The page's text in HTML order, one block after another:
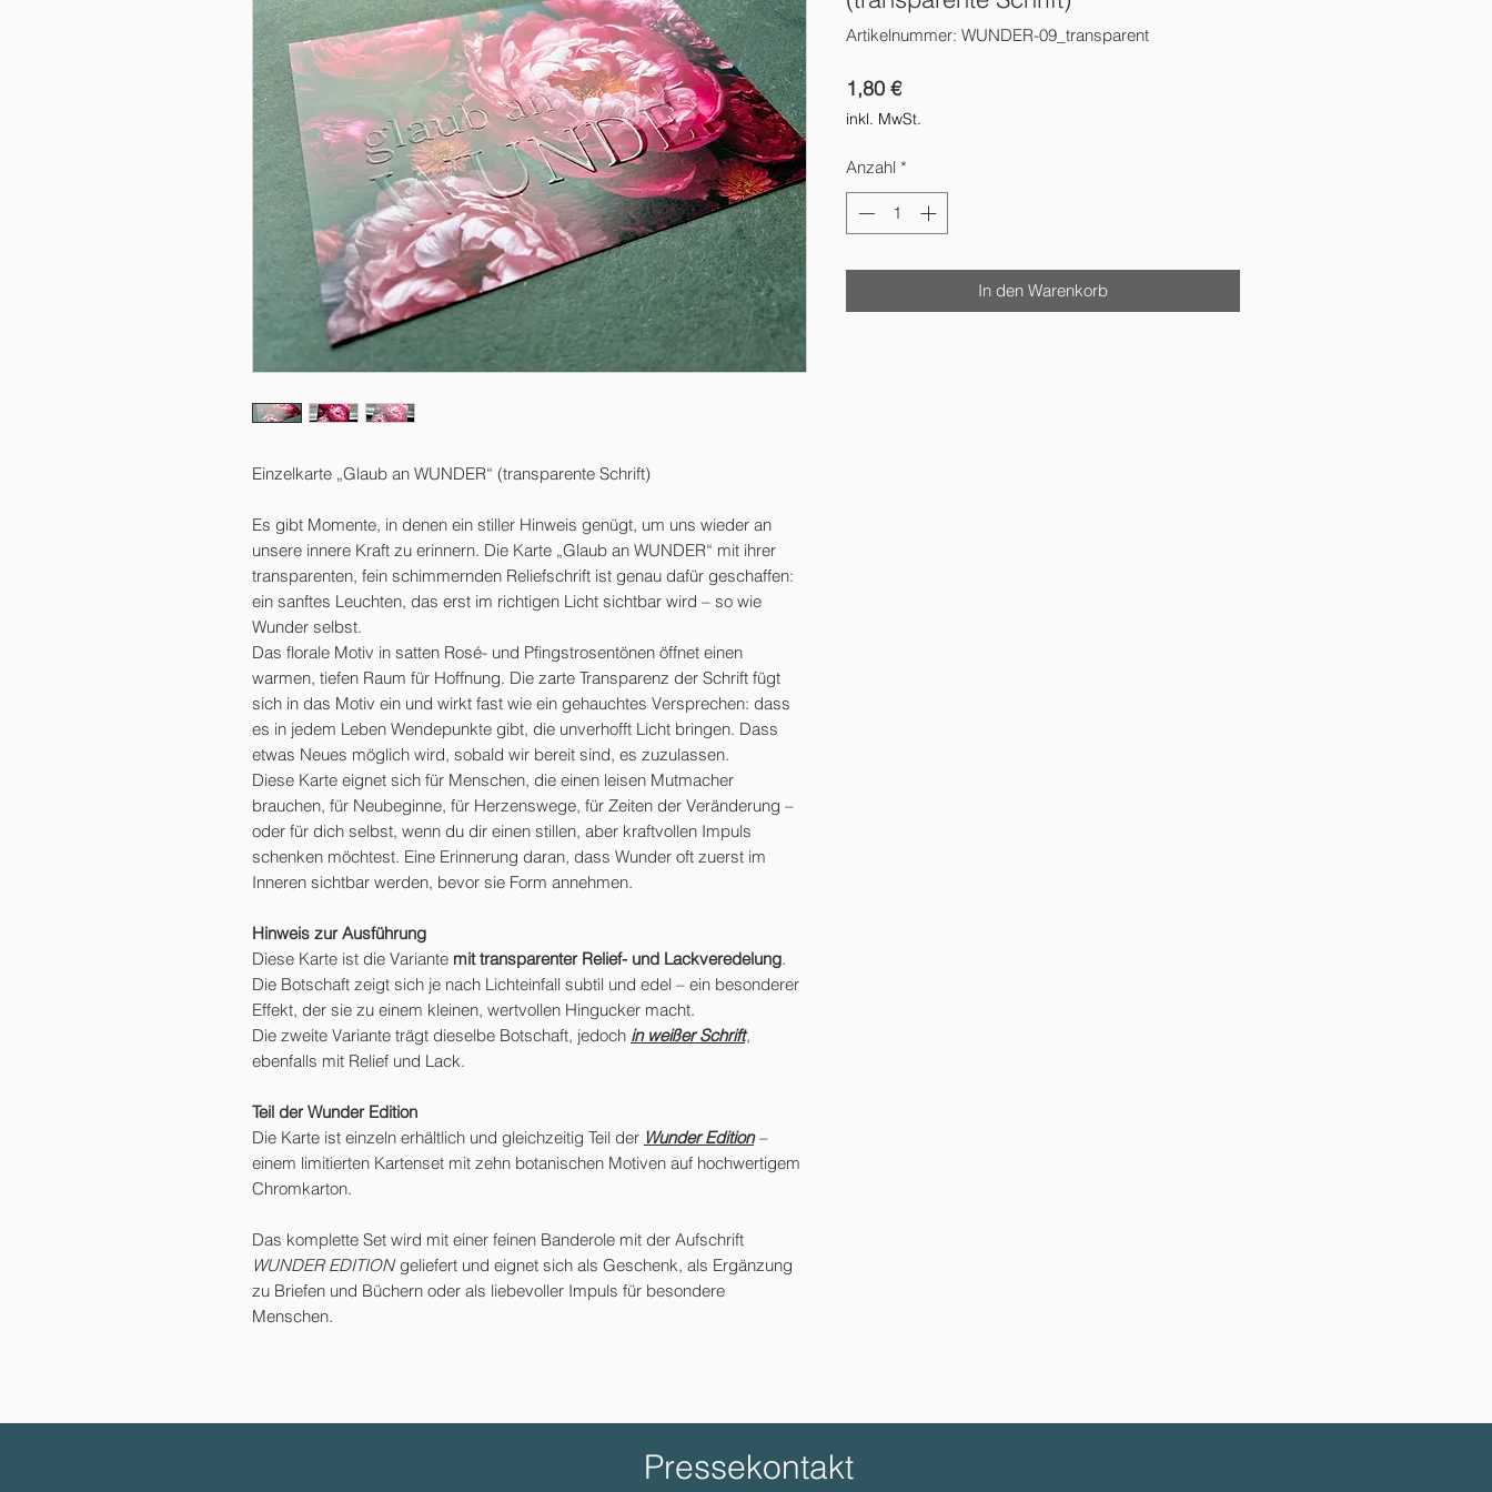
Einzelkarte „Glaub an WUNDER“ (transparente Schrift)
Es gibt Momente, in denen ein stiller Hinweis genügt, um uns wieder an
unsere innere Kraft zu erinnern. Die Karte „Glaub an WUNDER“ mit ihrer
transparenten, fein schimmernden Reliefschrift ist genau dafür geschaffen:
ein sanftes Leuchten, das erst im richtigen Licht sichtbar wird – so wie
Wunder selbst.
Das florale Motiv in satten Rosé- und Pfingstrosentönen öffnet einen
warmen, tiefen Raum für Hoffnung. Die zarte Transparenz der Schrift fügt
sich in das Motiv ein und wirkt fast wie ein gehauchtes Versprechen: dass
es in jedem Leben Wendepunkte gibt, die unverhofft Licht bringen. Dass
etwas Neues möglich wird, sobald wir bereit sind, es zuzulassen.
Diese Karte eignet sich für Menschen, die einen leisen Mutmacher
brauchen, für Neubeginne, für Herzenswege, für Zeiten der Veränderung –
oder für dich selbst, wenn du dir einen stillen, aber kraftvollen Impuls
schenken möchtest. Eine Erinnerung daran, dass Wunder oft zuerst im
Inneren sichtbar werden, bevor sie Form annehmen.
Hinweis zur Ausführung
Diese Karte ist die Variante mit transparenter Relief- und Lackveredelung.
Die Botschaft zeigt sich je nach Lichteinfall subtil und edel – ein besonderer
Effekt, der sie zu einem kleinen, wertvollen Hingucker macht.
Die zweite Variante trägt dieselbe Botschaft, jedoch in weißer Schrift,
ebenfalls mit Relief und Lack.
Teil der Wunder Edition
Die Karte ist einzeln erhältlich und gleichzeitig Teil der Wunder Edition–
einem limitierten Kartenset mit zehn botanischen Motiven auf hochwertigem
Chromkarton.
Das komplette Set wird mit einer feinen Banderole mit der Aufschrift
WUNDER EDITIONgeliefert und eignet sich als Geschenk, als Ergänzung
zu Briefen und Büchern oder als liebevoller Impuls für besondere
Menschen.
Artikelnummer: WUNDER-09_transparent
1,80 €Preis
inkl. MwSt.
Anzahl *
In den Warenkorb
Pressekontakt